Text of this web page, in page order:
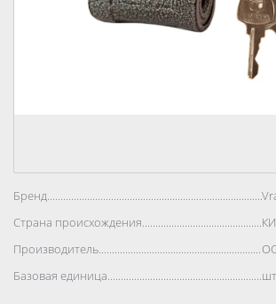
Бренд..................................................................................
Страна
Базовая
шт